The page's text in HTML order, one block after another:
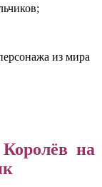
из мира
Королёв на